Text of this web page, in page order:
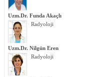
Uzm.Dr. Funda Akaçlı
Radyoloji
Uzm.Dr. Nilgün Eren
Radyoloji